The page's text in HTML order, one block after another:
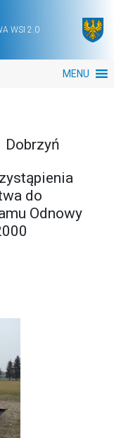
WSI 2.0
MENU
Dobrzyń
do
Odnowy